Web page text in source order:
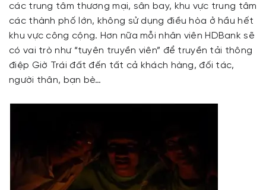
các trung tâm thương mại, sân bay, khu vực trung tâm
các thành phố lớn, không sử dụng điều hòa ở hầu hết
khu vực công cộng. Hơn nữa mỗi nhân viên HDBank sẽ
có vai trò như “tuyên truyền viên” để truyền tải thông
điệp Giờ Trái đất đến tất cả khách hàng, đối tác,
người thân, bạn bè…